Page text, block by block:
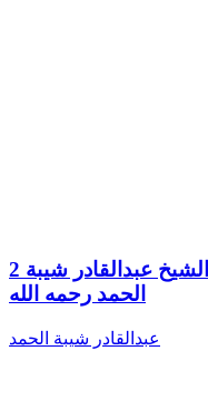
2 ثمرة تزيين الإيمان في القلب - الشيخ عبدالقادر شيبة
الحمد رحمه الله
عبدالقادر شيبة الحمد